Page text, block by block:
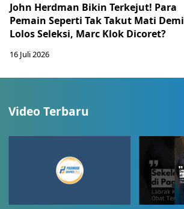
John Herdman Bikin Terkejut! Para
Pemain Seperti Tak Takut Mati Demi
Lolos Seleksi, Marc Klok Dicoret?
16 Juli 2026
Video Terbaru